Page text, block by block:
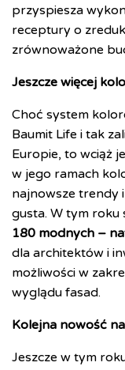
przyspiesza
receptury o
zrównoważone
Jeszcze więcej
Choć system
Baumit Life i tak
Europie, to wciąż
w jego ramach
najnowsze trendy
gusta. W tym roku
180 modnych –
dla architektów i
możliwości w
wyglądu fasad.
Kolejna nowość
Jeszcze w tym